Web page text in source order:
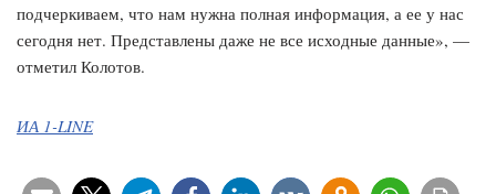
подчеркиваем, что нам нужна полная информация, а ее у нас
сегодня нет. Представлены даже не все исходные данные», —
отметил Колотов.
ИА 1-LINE